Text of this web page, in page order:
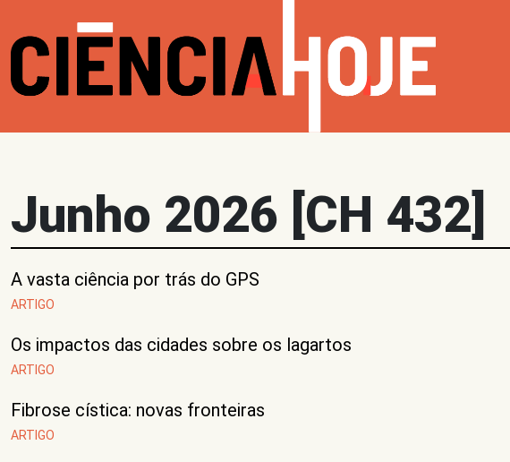
Junho 2026 [CH 432]
A vasta ciência por trás do GPS
ARTIGO
Os impactos das cidades sobre os lagartos
ARTIGO
Fibrose cística: novas fronteiras
ARTIGO